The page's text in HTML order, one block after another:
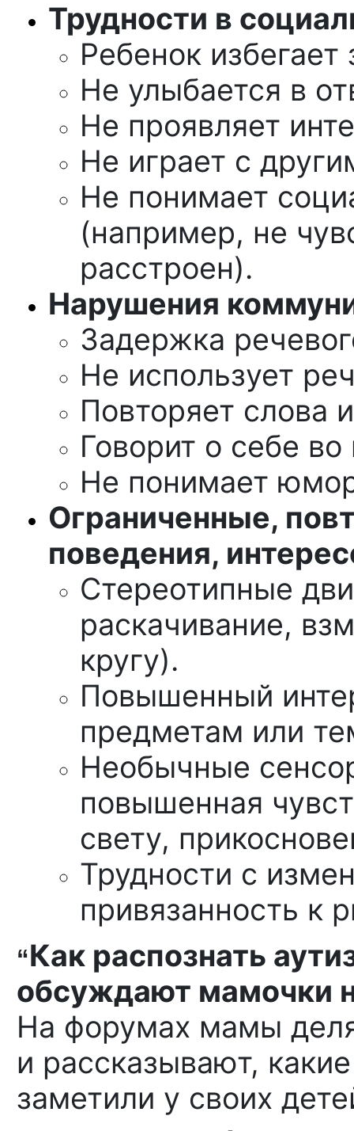
Трудности в
Ребенок избегает
Не улыбается в
Не проявляет
Не играет с
Не понимает
(например, не
расстроен).
Нарушения
Задержка
Не использует
Повторяет слова
Говорит о себе
Не понимает
Ограниченные,
поведения,
Стереотипные
раскачивание,
кругу).
Повышенный
предметам или
Необычные
повышенная
свету,
Трудности с
привязанность к
“Как распознать
обсуждают мамочки
На форумах мамы
и рассказывают,
заметили у своих